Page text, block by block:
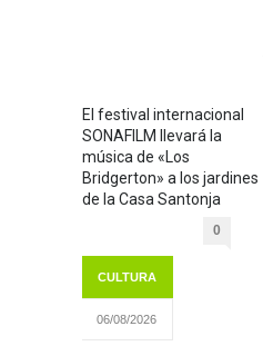
El festival internacional
SONAFILM llevará la
música de «Los
Bridgerton» a los jardines
de la Casa Santonja
0
CULTURA
06/08/2026